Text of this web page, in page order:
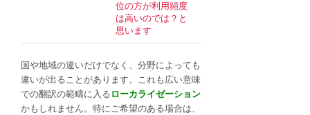
位の方が利用頻度
は高いのでは？と
思います
国や地域の違いだけでなく、分野によっても
違いが出ることがあります。これも広い意味
での翻訳の範疇に入る ローカライゼーション
かもしれません。特にご希望のある場合は、